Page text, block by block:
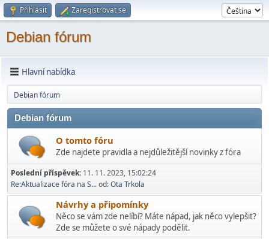
Přihlásit Zaregistrovat se
Debian fórum
Hlavní nabídka
Debian fórum
Debian fórum
O tomto fóru
Zde najdete pravidla a nejdůležitější novinky z fóra
Poslední příspěvek: 11. 11. 2023, 15:02:24
Re:Aktualizace fóra na S...od:Ota Trkola
Návrhy a připomínky
Něco se vám zde nelíbí? Máte nápad, jak něco vylepšit?
Zde se můžete o své nápady podělit.